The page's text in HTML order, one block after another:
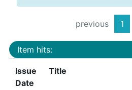
previous 1
Item hits:
Issue
Date
Title